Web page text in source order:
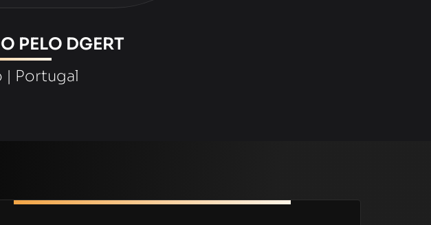
PELO DGERT
| Portugal